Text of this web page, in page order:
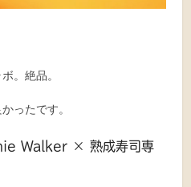
。絶品。
ったです。
Walker × 熟成寿司専